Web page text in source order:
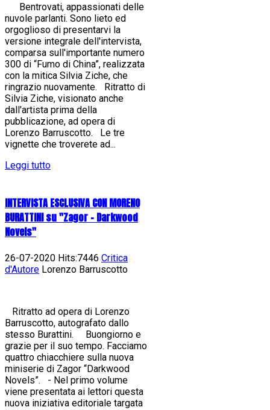
Bentrovati, appassionati delle
nuvole parlanti. Sono lieto ed
orgoglioso di presentarvi la
versione integrale dell'intervista,
comparsa sull'importante numero
300 di “Fumo di China”, realizzata
con la mitica Silvia Ziche, che
ringrazio nuovamente. Ritratto di
Silvia Ziche, visionato anche
dall'artista prima della
pubblicazione, ad opera di
Lorenzo Barruscotto. Le tre
vignette che troverete ad...
Leggi tutto
INTERVISTA ESCLUSIVA CON MORENO
BURATTINI su "Zagor - Darkwood
Novels"
26-07-2020 Hits:7446 Critica
d'Autore Lorenzo Barruscotto
Ritratto ad opera di Lorenzo
Barruscotto, autografato dallo
stesso Burattini. Buongiorno e
grazie per il suo tempo. Facciamo
quattro chiacchiere sulla nuova
miniserie di Zagor “Darkwood
Novels”. - Nel primo volume
viene presentata ai lettori questa
nuova iniziativa editoriale targata